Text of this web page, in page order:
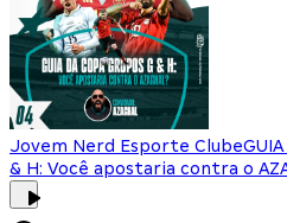
Jovem Nerd Esporte Clube
& H: Você apostaria contra o